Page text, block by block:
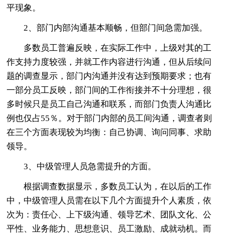
平现象。
2、部门内部沟通基本顺畅，但部门间急需加强。
多数员工普遍反映，在实际工作中，上级对其的工
作支持力度较强，并就工作内容进行沟通，但从后续问
题的调查显示，部门内沟通并没有达到预期要求；也有
一部分员工反映，部门间的工作衔接并不十分理想，很
多时候只是员工自己沟通和联系，而部门负责人沟通比
例也仅占55％。对于部门内部的员工间沟通，调查者则
在三个方面表现较为均衡：自己协调、询问同事、求助
领导。
3、中级管理人员急需提升的方面。
根据调查数据显示，多数员工认为，在以后的工作
中，中级管理人员需在以下几个方面提升个人素质，依
次为：责任心、上下级沟通、领导艺术、团队文化、公
平性、业务能力、思想意识、员工激励、成就动机。而